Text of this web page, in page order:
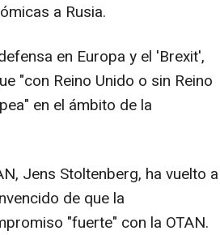
a Rusia.
en Europa y el 'Brexit',
"con Reino Unido o sin Reino
en el ámbito de la
Jens Stoltenberg, ha vuelto a
de que la
"fuerte" con la OTAN.